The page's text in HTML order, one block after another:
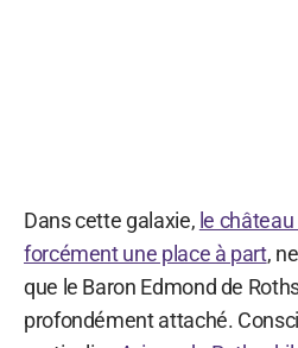
Dans cette galaxie, le
forcément une place à part,
que le Baron Edmond de
profondément attaché.